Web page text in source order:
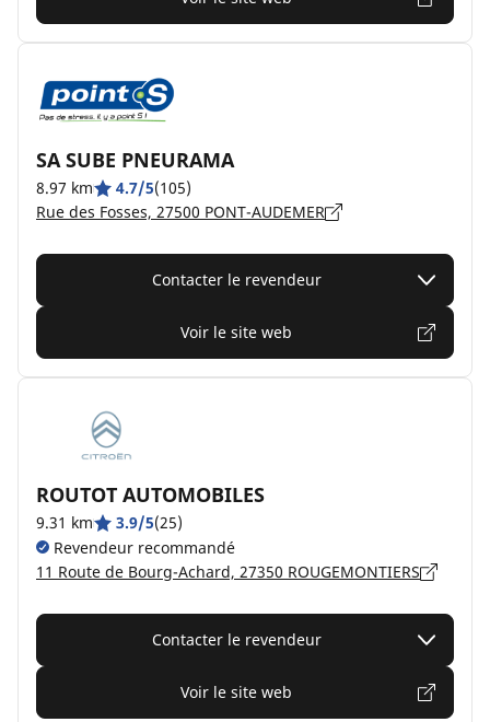
SA SUBE PNEURAMA
8.97 km 4.7/5(105)
Rue des Fosses, 27500 PONT-AUDEMER
Contacter le revendeur
Voir le site web
ROUTOT AUTOMOBILES
9.31 km 3.9/5(25)
Revendeur recommandé
11 Route de Bourg-Achard, 27350 ROUGEMONTIERS
Contacter le revendeur
Voir le site web